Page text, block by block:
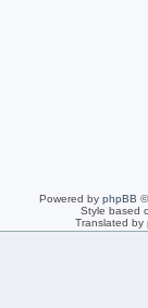
Powered by phpBB
Style based
Translated by